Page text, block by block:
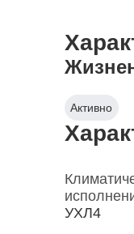
Активно
УХЛ4